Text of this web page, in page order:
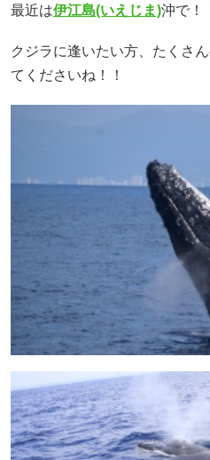
最近は伊江島(いえじま)沖で！
クジラに逢いたい方、たくさ
てくださいね！！